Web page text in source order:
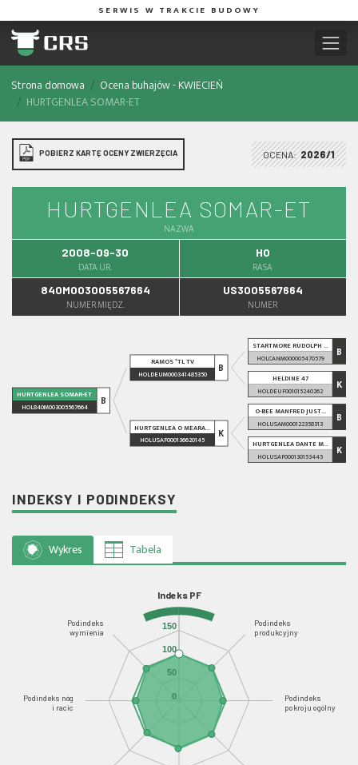
SERWIS W TRAKCIE BUDOWY
Strona domowa
Ocena buhajów - KWIECIEŃ
HURTGENLEA SOMAR-ET
POBIERZ KARTĘ OCENY ZWIERZĘCIA OCENA: 2026/1
HURTGENLEA SOMAR-ET
NAZWA
2008-09-30
DATA UR.
HO
RASA
840M003005567664
NUMER MIĘDZ.
US3005567664
NUMER
HURTGENLEA SOMAR-ET
HOL840M003005567664 B
RAMOS *TL TV
HOLDEUM000341485350 B
HURTGENLEA O MEARA...
HOLUSAF000136620145
K
STARTMORE RUDOLPH ...
HOLCANM000005470579
B
HELDINE 47
HOLDEUF001015240262
K
O-BEE MANFRED JUST...
HOLUSAM000122358313
B
HURTGENLEA DANTE M...
HOLUSAF000130153445 K
INDEKSY I PODINDEKSY
Wykres Tabela
Indeks PF
Podindeks
produkcyjny
Podindeks
pokroju ogólny
Podindeks nóg
i racic
Podindeks
wymienia
0
50
100
150